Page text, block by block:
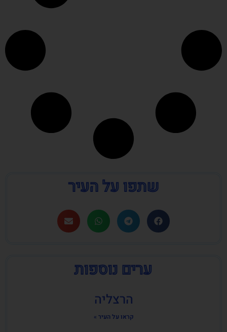
שתפו על העיר
ערים נוספות
הרצליה
קראו על העיר »